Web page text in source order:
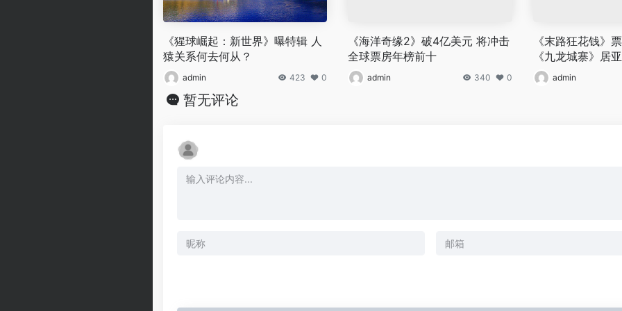
《猩球崛起：新世界》曝特辑 人
猿关系何去何从？
admin 423 0
《海洋奇缘2》破4亿美元 将冲击
全球票房年榜前十
admin 340 0
《末路狂花钱》
《九龙城寨》居亚
admin
暂无评论